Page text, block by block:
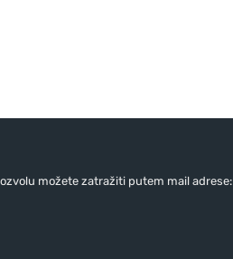
možete zatražiti putem mail adrese: